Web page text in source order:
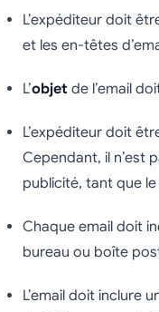
L’expéditeur doit
et les en-têtes
L’objet de l’email
L’expéditeur doit
Cependant, il n’est
publicité, tant que
Chaque email doit
bureau ou boîte
L’email doit inclure